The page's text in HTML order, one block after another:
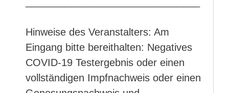
Hinweise des Veranstalters: Am
Eingang bitte bereithalten: Negatives
COVID-19 Testergebnis oder einen
vollständigen Impfnachweis oder einen